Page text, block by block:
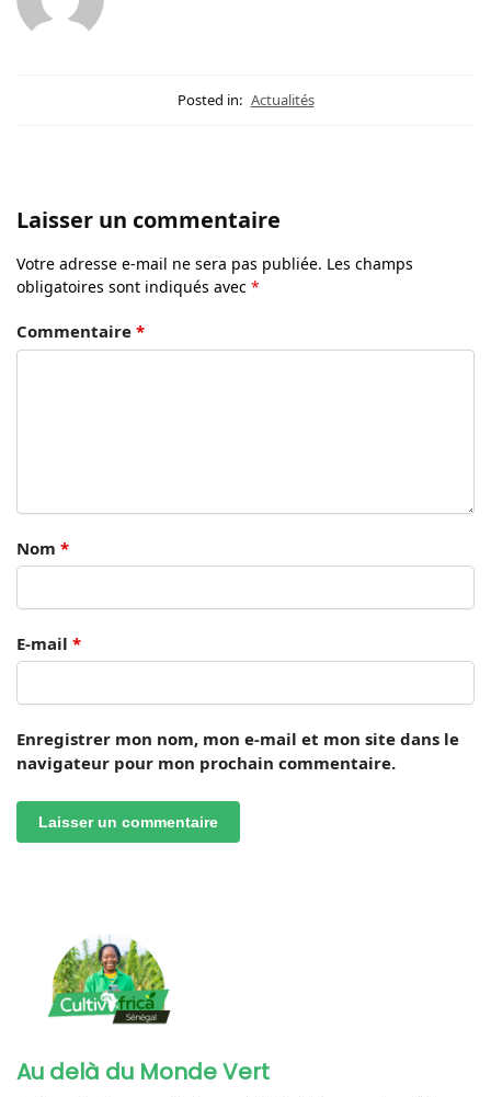
Posted in: Actualités
Laisser un commentaire
Votre adresse e-mail ne sera pas publiée. Les champs
obligatoires sont indiqués avec *
Commentaire *
Nom *
E-mail *
Enregistrer mon nom, mon e-mail et mon site dans le
navigateur pour mon prochain commentaire.
Au delà du Monde Vert